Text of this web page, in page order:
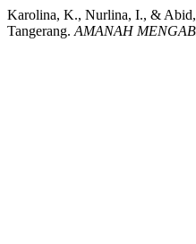
Karolina, K., Nurlina, I., & Abid,
Tangerang. AMANAH